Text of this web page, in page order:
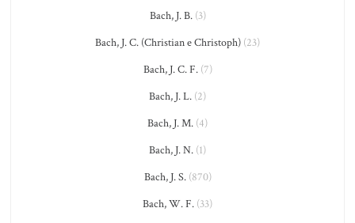
Bach, J. B.(3)
Bach, J. C. (Christian e Christoph) (23)
Bach, J. C. F.(7)
Bach, J. L. (2)
Bach, J. M. (4)
Bach, J. N. (1)
Bach, J. S.(870)
Bach, W. F. (33)